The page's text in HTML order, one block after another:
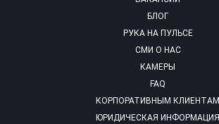
БЛОГ
РУКА НА ПУЛЬСЕ
СМИ О НАС
КАМЕРЫ
FAQ
КОРПОРАТИВНЫМ КЛИЕНТАМ
ЮРИДИЧЕСКАЯ ИНФОРМАЦИЯ